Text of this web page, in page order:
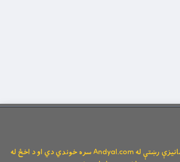
د وېبپاڼې ټولې توکیزې او مانیزې رښتې له Andyal.com سره خوندي دي او د اخځ له